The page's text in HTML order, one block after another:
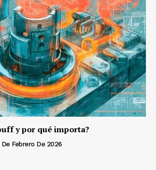
y por qué importa?
De Febrero De 2026